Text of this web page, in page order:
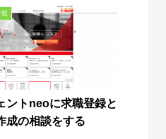
覧
ントneoに求職登録と
成の相談をする